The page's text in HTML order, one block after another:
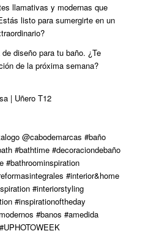
llamativas y modernas que
listo para sumergirte en un
diseño para tu baño. ¿Te
de la próxima semana?
| Uñero T12
@cabodemarcas #baño
#bathtime #decoraciondebaño
#bathroominspiration
#interior&home
#interiorstyling
#inspirationoftheday
#banos #amedida